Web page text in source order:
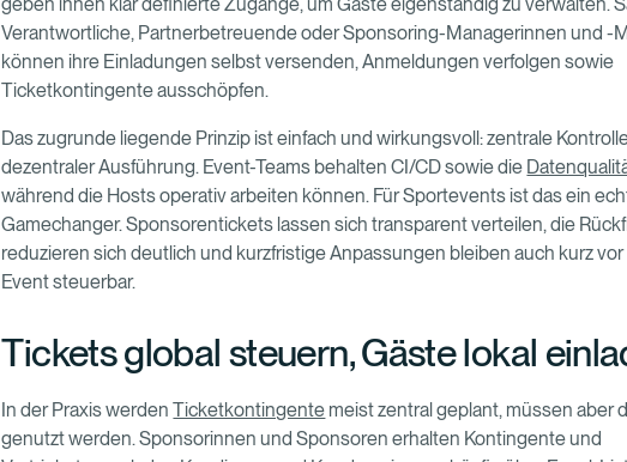
Verantwortliche, Partnerbetreuende oder Sponsoring-Managerinnen und -
können ihre Einladungen selbst versenden, Anmeldungen verfolgen sowie
Ticketkontingente ausschöpfen.
Das zugrunde liegende Prinzip ist einfach und wirkungsvoll: zentrale
dezentraler Ausführung. Event-Teams behalten CI/CD sowie die
während die Hosts operativ arbeiten können. Für Sportevents ist das ein
Gamechanger. Sponsorentickets lassen sich transparent verteilen, die
reduzieren sich deutlich und kurzfristige Anpassungen bleiben auch kurz
Event steuerbar.
Tickets global steuern, Gäste lokal
In der Praxis werdenTicketkontingente meist zentral geplant, müssen aber
genutzt werden. Sponsorinnen und Sponsoren erhalten Kontingente und